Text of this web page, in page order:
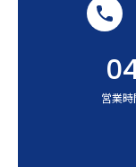
営業時